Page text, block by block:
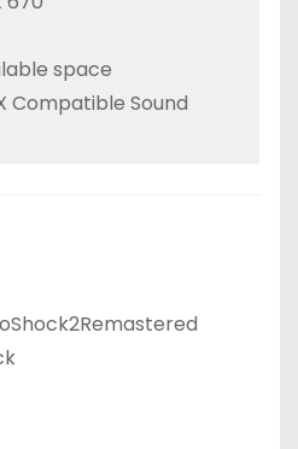
space
Compatible Sound